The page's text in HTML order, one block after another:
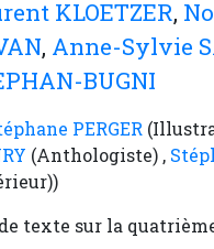
KLOETZER,
, Anne-Sylvie
BUGNI
PERGER
(Anthologiste) ,
texte sur la